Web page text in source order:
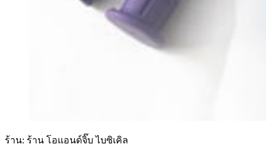
ร้าน: ร้าน โอแอนด์จิ๊บ ไบซิเคิล